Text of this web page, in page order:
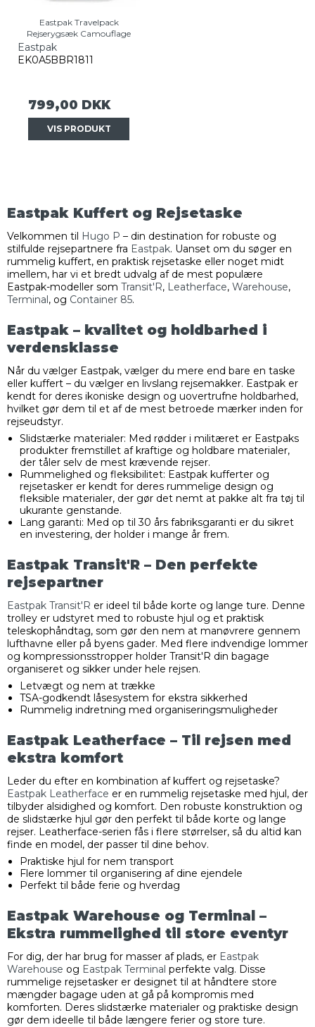
Eastpak Travelpack
Rejserygsæk Camouflage
Eastpak
EK0A5BBR1811
799,00 DKK
VIS PRODUKT
Eastpak Kuffert og Rejsetaske
Velkommen til Hugo P – din destination for robuste og
stilfulde rejsepartnere fra Eastpak. Uanset om du søger en
rummelig kuffert, en praktisk rejsetaske eller noget midt
imellem, har vi et bredt udvalg af de mest populære
Eastpak-modeller som Transit'R, Leatherface, Warehouse,
Terminal, og Container 85.
Eastpak – kvalitet og holdbarhed i
verdensklasse
Når du vælger Eastpak, vælger du mere end bare en taske
eller kuffert – du vælger en livslang rejsemakker. Eastpak er
kendt for deres ikoniske design og uovertrufne holdbarhed,
hvilket gør dem til et af de mest betroede mærker inden for
rejseudstyr.
Slidstærke materialer: Med rødder i militæret er Eastpaks
produkter fremstillet af kraftige og holdbare materialer,
der tåler selv de mest krævende rejser.
Rummelighed og fleksibilitet: Eastpak kufferter og
rejsetasker er kendt for deres rummelige design og
fleksible materialer, der gør det nemt at pakke alt fra tøj til
ukurante genstande.
Lang garanti: Med op til 30 års fabriksgaranti er du sikret
en investering, der holder i mange år frem.
Eastpak Transit'R – Den perfekte
rejsepartner
Eastpak Transit'R er ideel til både korte og lange ture. Denne
trolley er udstyret med to robuste hjul og et praktisk
teleskophåndtag, som gør den nem at manøvrere gennem
lufthavne eller på byens gader. Med flere indvendige lommer
og kompressionsstropper holder Transit'R din bagage
organiseret og sikker under hele rejsen.
Letvægt og nem at trække
TSA-godkendt låsesystem for ekstra sikkerhed
Rummelig indretning med organiseringsmuligheder
Eastpak Leatherface – Til rejsen med
ekstra komfort
Leder du efter en kombination af kuffert og rejsetaske?
Eastpak Leatherface er en rummelig rejsetaske med hjul, der
tilbyder alsidighed og komfort. Den robuste konstruktion og
de slidstærke hjul gør den perfekt til både korte og lange
rejser. Leatherface-serien fås i flere størrelser, så du altid kan
finde en model, der passer til dine behov.
Praktiske hjul for nem transport
Flere lommer til organisering af dine ejendele
Perfekt til både ferie og hverdag
Eastpak Warehouse og Terminal –
Ekstra rummelighed til store eventyr
For dig, der har brug for masser af plads, er Eastpak
Warehouse og Eastpak Terminal perfekte valg. Disse
rummelige rejsetasker er designet til at håndtere store
mængder bagage uden at gå på kompromis med
komforten. Deres slidstærke materialer og praktiske design
gør dem ideelle til både længere ferier og store ture.